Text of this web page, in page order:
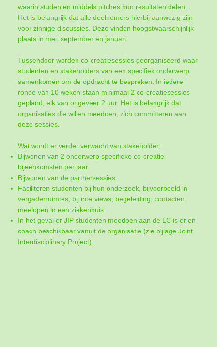
waarin studenten middels pitches hun resultaten delen.
Het is belangrijk dat alle deelnemers hierbij aanwezig zijn
voor zinnige discussies. Deze vinden hoogstwaarschijnlijk
plaats in mei, september en januari.
Tussendoor worden co-creatiesessies georganiseerd waar
studenten en stakeholders van een specifiek onderwerp
samenkomen om de opdracht te bespreken. In iedere
ronde van 10 weken staan minimaal 2 co-creatiesessies
gepland, elk van ongeveer 2 uur. Het is belangrijk dat
organisaties die willen meedoen, zich committeren aan
deze sessies.
Wat wordt er verder verwacht van stakeholder:
Bijwonen van 2 onderwerp specifieke co-creatie
bijeenkomsten per jaar
Bijwonen van de partnersessies
Faciliteren studenten bij hun onderzoek, bijvoorbeeld in
vergaderruimtes, bij interviews, begeleiding, contacten,
meelopen in een ziekenhuis
In het geval er JIP studenten meedoen aan de LC is er en
coach beschikbaar vanuit de organisatie (zie bijlage Joint
Interdisciplinary Project)